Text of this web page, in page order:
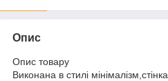
Опис
Опис товару
Виконана в стилі